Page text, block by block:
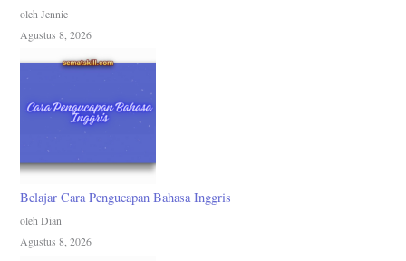
oleh Jennie
Agustus 8, 2026
Belajar Cara Pengucapan Bahasa Inggris
oleh Dian
Agustus 8, 2026